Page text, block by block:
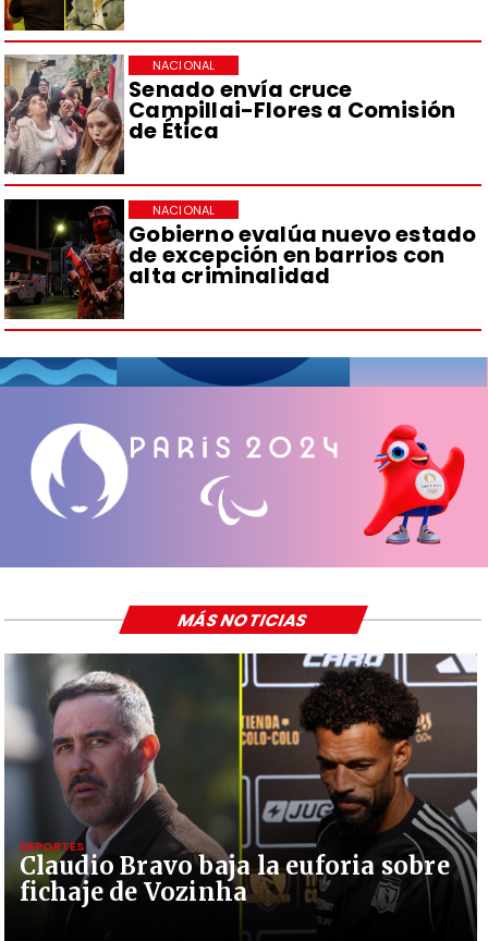
Senado envía cruce
Campillai-Flores a Comisión
de Ética
NACIONAL
Gobierno evalúa nuevo estado
de excepción en barrios con
alta criminalidad
NACIONAL
Claudio Bravo baja la euforia sobre
fichaje de Vozinha
DEPORTES
MÁS NOTICIAS